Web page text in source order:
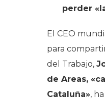
perder
El CEO
para
del Trabajo,
de Areas,
Cataluña»,